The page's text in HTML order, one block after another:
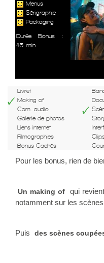
Menus
Sérigraphie
Packaging
Durée Bonus :
45 min
Livret
Making of
Com. audio
Galerie de photos
Liens internet
Filmographies
Bonus Cachés
Pour les bonus, rien de
Un making of
qui
notamment sur les scènes
Puis des scènes